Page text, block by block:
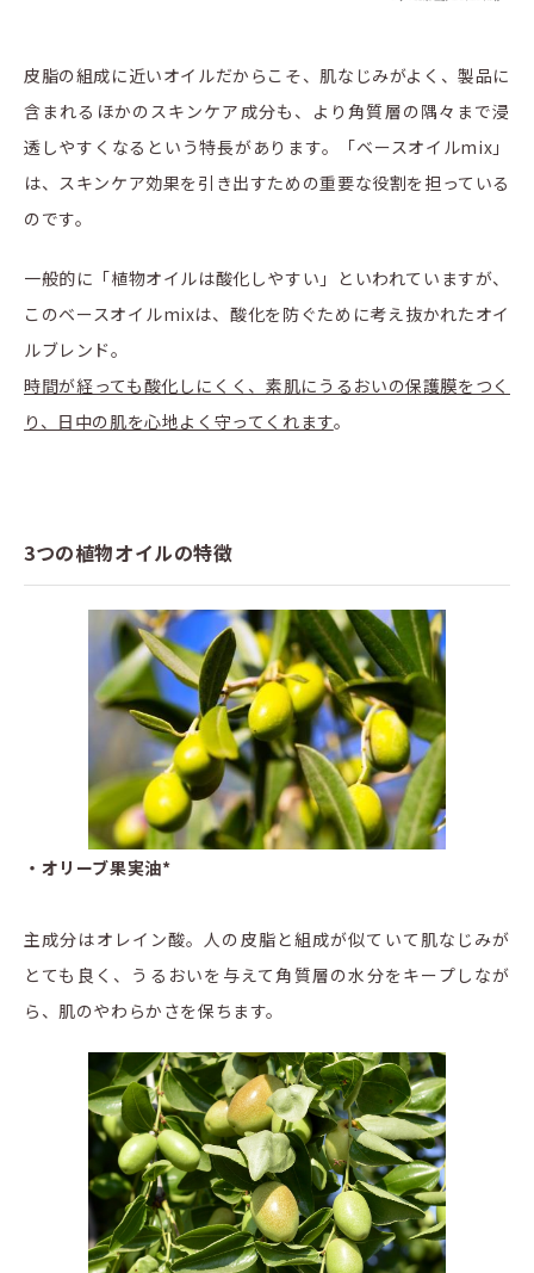
皮脂の組成に近いオイルだからこそ、肌なじみがよく、製品に
含まれるほかのスキンケア成分も、より角質層の隅々まで浸
透しやすくなるという特長があります。「ベースオイルmix」
は、スキンケア効果を引き出すための重要な役割を担っている
のです。
一般的に「植物オイルは酸化しやすい」といわれていますが、
このベースオイルmixは、酸化を防ぐために考え抜かれたオイ
ルブレンド。
時間が経っても酸化しにくく、素肌にうるおいの保護膜をつく
り、日中の肌を心地よく守ってくれます。
3つの植物オイルの特徴
・オリーブ果実油*
主成分はオレイン酸。人の皮脂と組成が似ていて肌なじみが
とても良く、うるおいを与えて角質層の水分をキープしなが
ら、肌のやわらかさを保ちます。